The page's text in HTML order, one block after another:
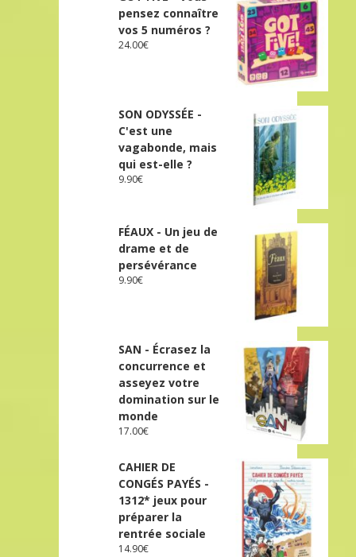
pensez connaître
vos 5 numéros ?
24.00€
SON ODYSSÉE -
C'est une
vagabonde, mais
qui est-elle ?
9.90€
FÉAUX - Un jeu de
drame et de
persévérance
9.90€
SAN - Écrasez la
concurrence et
asseyez votre
domination sur le
monde
17.00€
CAHIER DE
CONGÉS PAYÉS -
1312* jeux pour
préparer la
rentrée sociale
14.90€